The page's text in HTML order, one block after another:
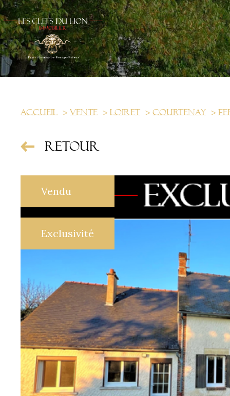
Accueil Vente Loiret Courtenay
Retour
Vendu
Exclusivité